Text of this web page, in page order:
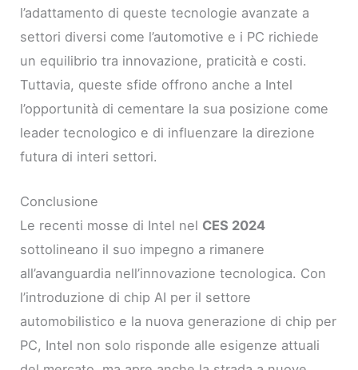
l’adattamento di queste tecnologie avanzate a
settori diversi come l’automotive e i PC richiede
un equilibrio tra innovazione, praticità e costi.
Tuttavia, queste sfide offrono anche a Intel
l’opportunità di cementare la sua posizione come
leader tecnologico e di influenzare la direzione
futura di interi settori.
Conclusione
Le recenti mosse di Intel nel CES 2024
sottolineano il suo impegno a rimanere
all’avanguardia nell’innovazione tecnologica. Con
l’introduzione di chip AI per il settore
automobilistico e la nuova generazione di chip per
PC, Intel non solo risponde alle esigenze attuali